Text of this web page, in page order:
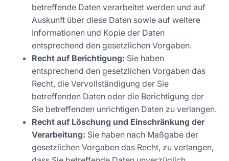
betreffende Daten verarbeitet werden und auf
Auskunft über diese Daten sowie auf weitere
Informationen und Kopie der Daten
entsprechend den gesetzlichen Vorgaben.
Recht auf Berichtigung: Sie haben
entsprechend den gesetzlichen Vorgaben das
Recht, die Vervollständigung der Sie
betreffenden Daten oder die Berichtigung der
Sie betreffenden unrichtigen Daten zu verlangen.
Recht auf Löschung und Einschränkung der
Verarbeitung: Sie haben nach Maßgabe der
gesetzlichen Vorgaben das Recht, zu verlangen,